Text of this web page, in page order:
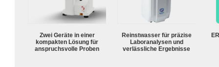
Zwei Geräte in einer
kompakten Lösung für
anspruchsvolle Proben
Reinstwasser für präzise
Laboranalysen und
verlässliche Ergebnisse